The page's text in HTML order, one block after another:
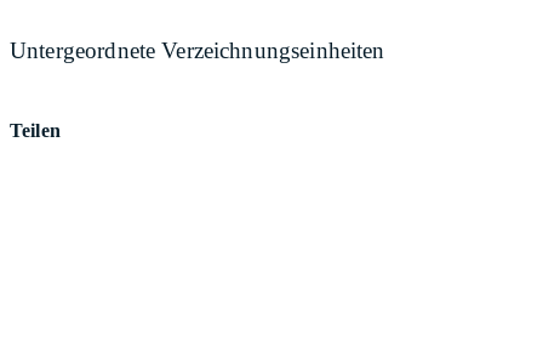
Untergeordnete Verzeichnungseinheiten
Teilen